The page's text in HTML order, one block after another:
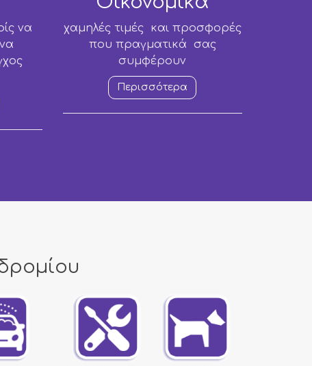
να
χαμηλές τιμές και προσφορές
που πραγματικά σας
συμφέρουν
Περισσότερα